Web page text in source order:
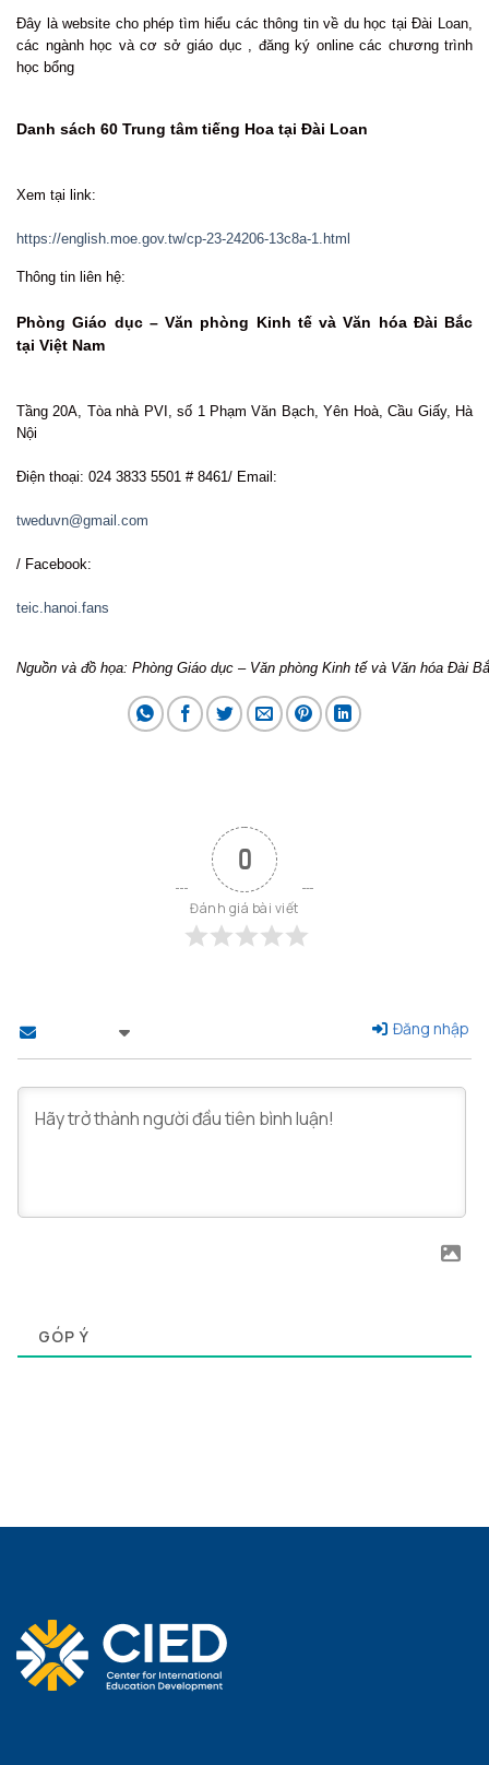
Đây là website cho phép tìm hiểu các thông tin về du học tại Đài Loan,
các ngành học và cơ sở giáo dục , đăng ký online các chương trình
học bổng
Danh sách 60 Trung tâm tiếng Hoa tại Đài Loan
Xem tại link:
https://english.moe.gov.tw/cp-23-24206-13c8a-1.html
Thông tin liên hệ:
Phòng Giáo dục – Văn phòng Kinh tế và Văn hóa Đài Bắc
tại Việt Nam
Tầng 20A, Tòa nhà PVI, số 1 Phạm Văn Bạch, Yên Hoà, Cầu Giấy, Hà
Nội
Điện thoại: 024 3833 5501 # 8461/ Email:
tweduvn@gmail.com
/ Facebook:
teic.hanoi.fans
Nguồn và đồ họa: Phòng Giáo dục – Văn phòng Kinh tế và Văn hóa Đài
0
Đánh giá bài viết
Đăng nhập
GÓP Ý